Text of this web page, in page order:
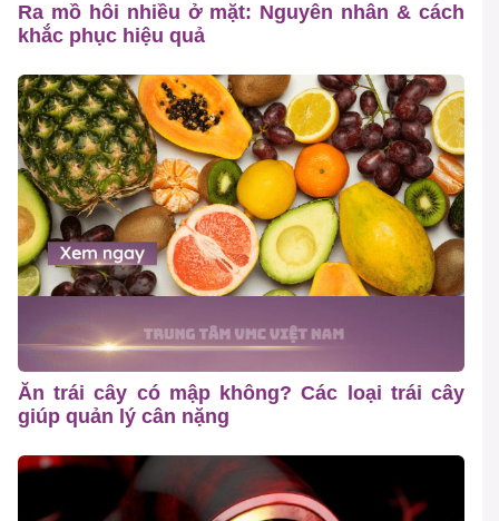
Ra mồ hôi nhiều ở mặt: Nguyên nhân & cách
khắc phục hiệu quả
Ăn trái cây có mập không? Các loại trái cây
giúp quản lý cân nặng